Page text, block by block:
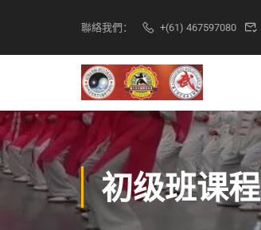
聯絡我們： +(61) 467597080
初级班课程